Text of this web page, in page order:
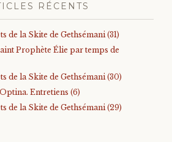
RÉCENTS
de la Skite de Gethsémani (31)
Prophète Élie par temps de
de la Skite de Gethsémani (30)
Entretiens (6)
de la Skite de Gethsémani (29)